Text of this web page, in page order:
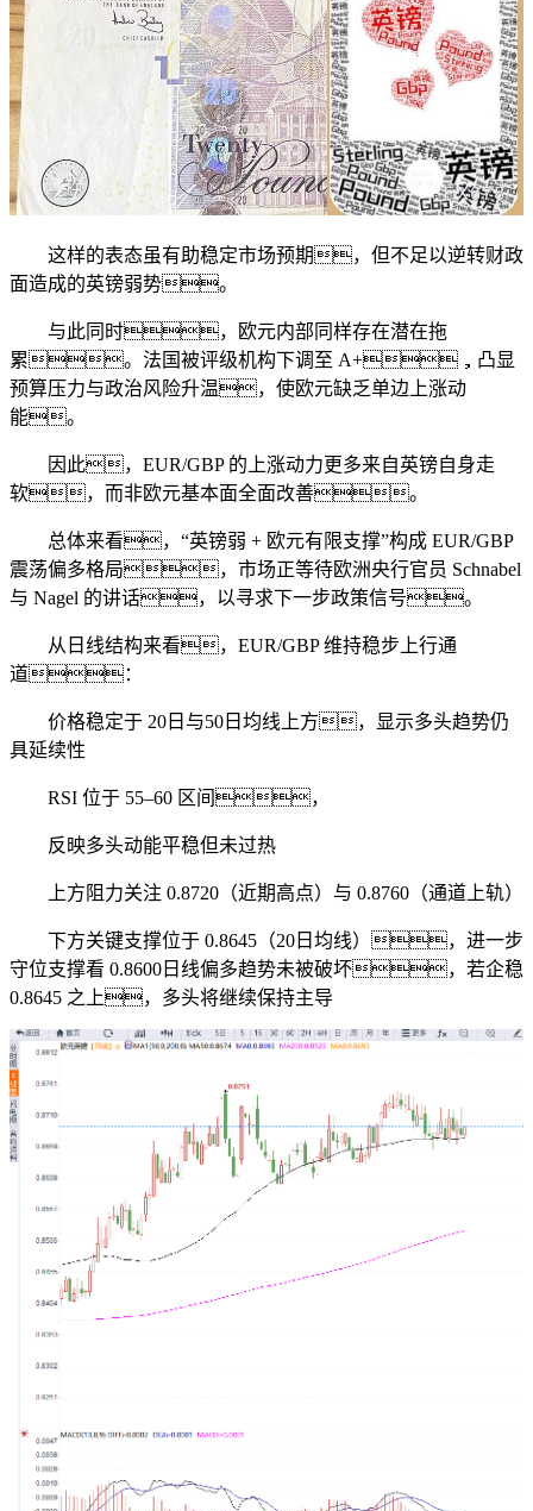
这样的表态虽有助稳定市场预期，但不足以逆转财政
面造成的英镑弱势。
与此同时，欧元内部同样存在潜在拖
累。法国被评级机构下调至 A+，凸显
预算压力与政治风险升温，使欧元缺乏单边上涨动
能。
因此，EUR/GBP 的上涨动力更多来自英镑自身走
软，而非欧元基本面全面改善。
总体来看，“英镑弱 + 欧元有限支撑”构成 EUR/GBP
震荡偏多格局，市场正等待欧洲央行官员 Schnabel
与 Nagel 的讲话，以寻求下一步政策信号。
从日线结构来看，EUR/GBP 维持稳步上行通
道：
价格稳定于 20日与50日均线上方，显示多头趋势仍
具延续性
RSI 位于 55–60 区间，
反映多头动能平稳但未过热
上方阻力关注 0.8720（近期高点）与 0.8760（通道上轨）
下方关键支撑位于 0.8645（20日均线），进一步
守位支撑看 0.8600日线偏多趋势未被破坏，若企稳
0.8645 之上，多头将继续保持主导